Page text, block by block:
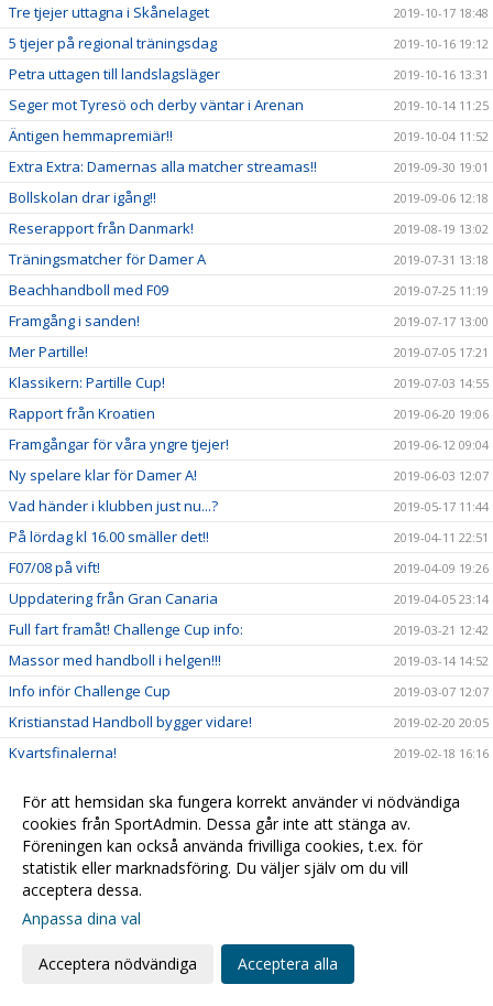
Tre tjejer uttagna i Skånelaget 2019-10-17 18:48
5 tjejer på regional träningsdag 2019-10-16 19:12
Petra uttagen till landslagsläger 2019-10-16 13:31
Seger mot Tyresö och derby väntar i Arenan 2019-10-14 11:25
Äntigen hemmapremiär!! 2019-10-04 11:52
Extra Extra: Damernas alla matcher streamas!! 2019-09-30 19:01
Bollskolan drar igång!! 2019-09-06 12:18
Reserapport från Danmark! 2019-08-19 13:02
Träningsmatcher för Damer A 2019-07-31 13:18
Beachhandboll med F09 2019-07-25 11:19
Framgång i sanden! 2019-07-17 13:00
Mer Partille! 2019-07-05 17:21
Klassikern: Partille Cup! 2019-07-03 14:55
Rapport från Kroatien 2019-06-20 19:06
Framgångar för våra yngre tjejer! 2019-06-12 09:04
Ny spelare klar för Damer A! 2019-06-03 12:07
Vad händer i klubben just nu...? 2019-05-17 11:44
På lördag kl 16.00 smäller det!! 2019-04-11 22:51
F07/08 på vift! 2019-04-09 19:26
Uppdatering från Gran Canaria 2019-04-05 23:14
Full fart framåt! Challenge Cup info: 2019-03-21 12:42
Massor med handboll i helgen!!! 2019-03-14 14:52
Info inför Challenge Cup 2019-03-07 12:07
Kristianstad Handboll bygger vidare! 2019-02-20 20:05
Kvartsfinalerna! 2019-02-18 16:16
2019-02-09 15:14
Sarah - Månadens spelare i SHE! 2019-01-31 14:29
Alla till hallen fredagkväll! 2019-01-30 19:32
F03 mot Steg 4 i USM
Kristianstad Handboll förstärker Damtruppen
För att hemsidan ska fungera korrekt använder vi nödvändiga
cookies från SportAdmin. Dessa går inte att stänga av.
Föreningen kan också använda frivilliga cookies, t.ex. för
statistik eller marknadsföring. Du väljer själv om du vill
acceptera dessa.
Anpassa dina val
Acceptera nödvändiga Acceptera alla